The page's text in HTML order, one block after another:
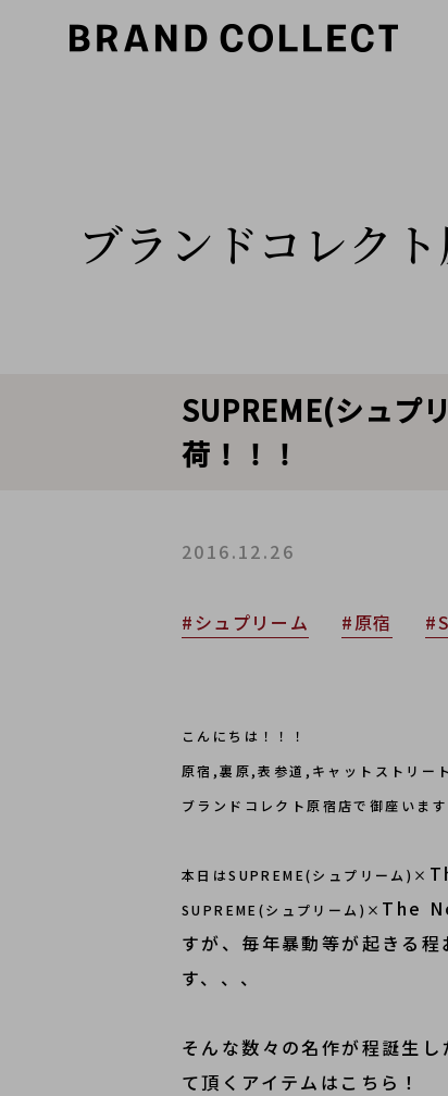
ブランドコレク
SUPREME(シュプ
荷！！！
2016.12.26
#シュプリーム #原宿
こんにちは！！！
原宿,裏原,表参道,キャットストリー
ブランドコレクト原宿店で御座います
本日はSUPREME(シュプリーム)×
SUPREME(シュプリーム)× The
すが、毎年暴動等が起きる
す、、、
そんな数々の名作が程誕生し
て頂くアイテムはこちら！